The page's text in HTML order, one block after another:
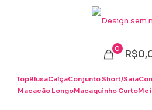
0
TopBlusaCalçaConjunto Short/Saia
Macacão LongoMacaquinho Curto